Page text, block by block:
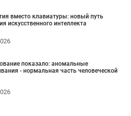
вместо клавиатуры: новый путь
искусственного интеллекта
показало: аномальные
- нормальная часть человеческой